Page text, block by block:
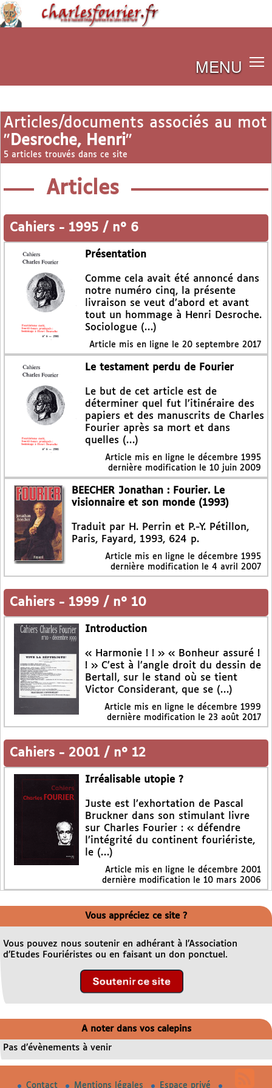
MENU
Articles/documents associés au mot
" Desroche, Henri"
5 articles trouvés dans ce site
Articles
Cahiers - 1995 / n° 6
Présentation
Comme cela avait été annoncé dans
notre numéro cinq, la présente
livraison se veut d’abord et avant
tout un hommage à Henri Desroche.
Sociologue (…)
Article mis en ligne le 20 septembre 2017
Le testament perdu de Fourier
Le but de cet article est de
déterminer quel fut l’itinéraire des
papiers et des manuscrits de Charles
Fourier après sa mort et dans
quelles (…)
Article mis en ligne le décembre 1995
dernière modification le 10 juin 2009
BEECHER Jonathan : Fourier. Le
visionnaire et son monde (1993)
Traduit par H. Perrin et P.-Y. Pétillon,
Paris, Fayard, 1993, 624 p.
Article mis en ligne le décembre 1995
dernière modification le 4 avril 2007
Cahiers - 1999 / n° 10
Introduction
« Harmonie ! ! » « Bonheur assuré !
! » C’est à l’angle droit du dessin de
Bertall, sur le stand où se tient
Victor Considerant, que se (…)
Article mis en ligne le décembre 1999
dernière modification le 23 août 2017
Cahiers - 2001 / n° 12
Irréalisable utopie ?
Juste est l’exhortation de Pascal
Bruckner dans son stimulant livre
sur Charles Fourier : « défendre
l’intégrité du continent fouriériste,
le (…)
Article mis en ligne le décembre 2001
dernière modification le 10 mars 2006
Vous appréciez ce site ?
Vous pouvez nous soutenir en adhérant à l’Association
d’Etudes Fouriéristes ou en faisant un don ponctuel.
A noter dans vos calepins
Pas d’évènements à venir
Contact Mentions légales Espace privé